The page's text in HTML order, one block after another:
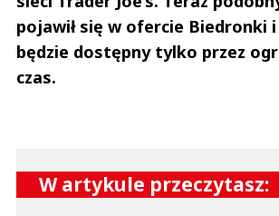
pojawił się w ofercie Biedronki
będzie dostępny tylko przez
czas.
W artykule przeczytasz: